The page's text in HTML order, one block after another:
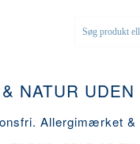
NATUR
Allergimærket